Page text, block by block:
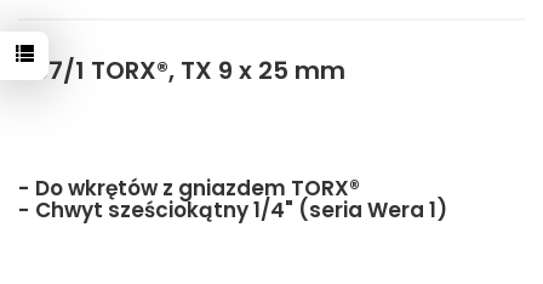
867/1 TORX®, TX 9 x 25 mm
- Do wkrętów z gniazdem TORX®
- Chwyt sześciokątny 1/4" (seria Wera 1)